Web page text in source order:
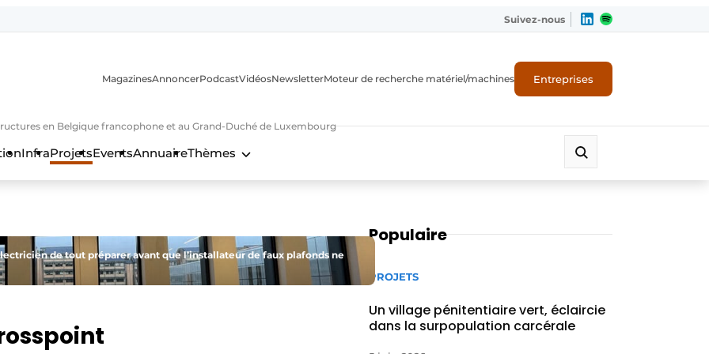
Suivez-nous
en Belgique francophone et au Grand-Duché de Luxembourg
MagazinesAnnoncerPodcastVidéosNewsletterMoteur de recherche matériel/machines Entreprises
InfraProjetsEventsAnnuaireThèmes
de tout préparer avant que l’installateur de faux plafonds ne
Populaire
PROJETS
Un village pénitentiaire vert, éclaircie
dans la surpopulation carcérale